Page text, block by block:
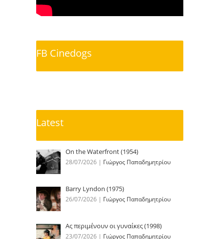
FB Cinedogs
Latest
On the Waterfront (1954)
28/07/2026 | Γιώργος Παπαδημητρίου
Barry Lyndon (1975)
26/07/2026 | Γιώργος Παπαδημητρίου
Ας περιμένουν οι γυναίκες (1998)
23/07/2026 | Γιώργος Παπαδημητρίου